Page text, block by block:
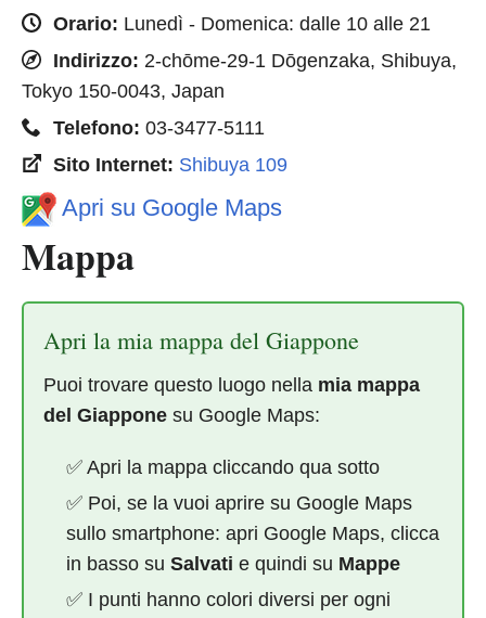
Orario: Lunedì - Domenica: dalle 10 alle 21
Indirizzo: 2-chōme-29-1 Dōgenzaka, Shibuya,
Tokyo 150-0043, Japan
Telefono: 03-3477-5111
Sito Internet: Shibuya 109
Apri su Google Maps
Mappa
Apri la mia mappa del Giappone
Puoi trovare questo luogo nella mia mappa
del Giappone su Google Maps:
✅ Apri la mappa cliccando qua sotto
✅ Poi, se la vuoi aprire su Google Maps
sullo smartphone: apri Google Maps, clicca
in basso su Salvati e quindi su Mappe
✅ I punti hanno colori diversi per ogni